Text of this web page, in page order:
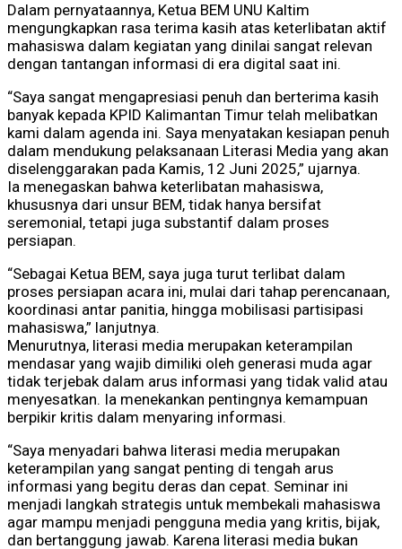
Dalam pernyataannya, Ketua BEM UNU Kaltim
mengungkapkan rasa terima kasih atas keterlibatan aktif
mahasiswa dalam kegiatan yang dinilai sangat relevan
dengan tantangan informasi di era digital saat ini.
“Saya sangat mengapresiasi penuh dan berterima kasih
banyak kepada KPID Kalimantan Timur telah melibatkan
kami dalam agenda ini. Saya menyatakan kesiapan penuh
dalam mendukung pelaksanaan Literasi Media yang akan
diselenggarakan pada Kamis, 12 Juni 2025,” ujarnya.
Ia menegaskan bahwa keterlibatan mahasiswa,
khususnya dari unsur BEM, tidak hanya bersifat
seremonial, tetapi juga substantif dalam proses
persiapan.
“Sebagai Ketua BEM, saya juga turut terlibat dalam
proses persiapan acara ini, mulai dari tahap perencanaan,
koordinasi antar panitia, hingga mobilisasi partisipasi
mahasiswa,” lanjutnya.
Menurutnya, literasi media merupakan keterampilan
mendasar yang wajib dimiliki oleh generasi muda agar
tidak terjebak dalam arus informasi yang tidak valid atau
menyesatkan. Ia menekankan pentingnya kemampuan
berpikir kritis dalam menyaring informasi.
“Saya menyadari bahwa literasi media merupakan
keterampilan yang sangat penting di tengah arus
informasi yang begitu deras dan cepat. Seminar ini
menjadi langkah strategis untuk membekali mahasiswa
agar mampu menjadi pengguna media yang kritis, bijak,
dan bertanggung jawab. Karena literasi media bukan